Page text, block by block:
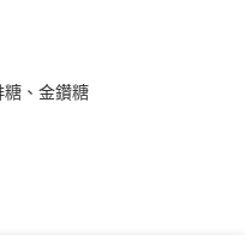
或監護人之同意方可使用
起之損失，本公司不負相關責
別帳號之用戶狀況，依本公司即
冊。若發現惡意使用之情形，
用額度並採取法律行動。
、金鑽糖